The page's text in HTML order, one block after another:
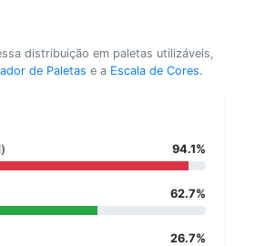
distribuição em paletas utilizáveis,
de Paletas e a Escala de Cores.
94.1%
62.7%
26.7%